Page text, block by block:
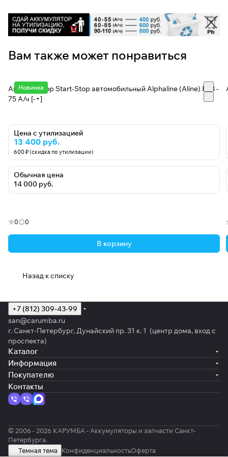
Вам также может понравиться
Новинка
Аккумулятор Start-Stop автомобильный Alphaline (Aline) EFB -
75 А/ч [-+]
Цена с утилизацией
13 400 руб.
600 ₽ (скидка по утилизации)
Обычная цена
14 000 руб.
0 0
В корзину
Назад к списку
+7 (812) 309-43-99
san@carumba.ru
г. Санкт-Петербург, Дунайский пр. 31 к. 1 (центр дома, вход с
проспекта)
Каталог
Информация
Покупателю
Контакты
© 2006 - 2026 КАРУМБА - Аккумуляторы и запчасти Санкт-
Петербурга.
Темная тема КонфиденциальностьОферта